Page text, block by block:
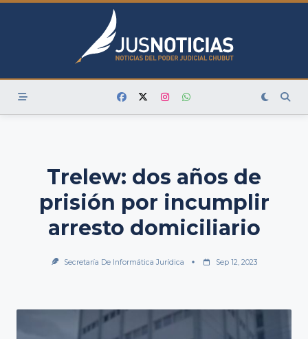
Skip
Trelew: dos años de
prisión por incumplir
arresto domiciliario
Secretaría De Informática Jurídica Sep 12, 2023